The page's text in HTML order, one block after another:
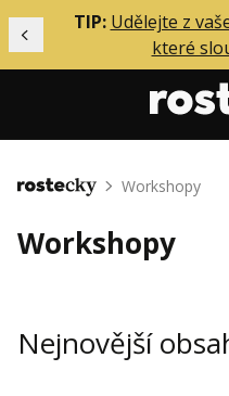
Předchozí
TIP: Udělejte z
které
Mentoring
Solo
Inzerce
Domů Workshopy
Workshopy
Nejnovější